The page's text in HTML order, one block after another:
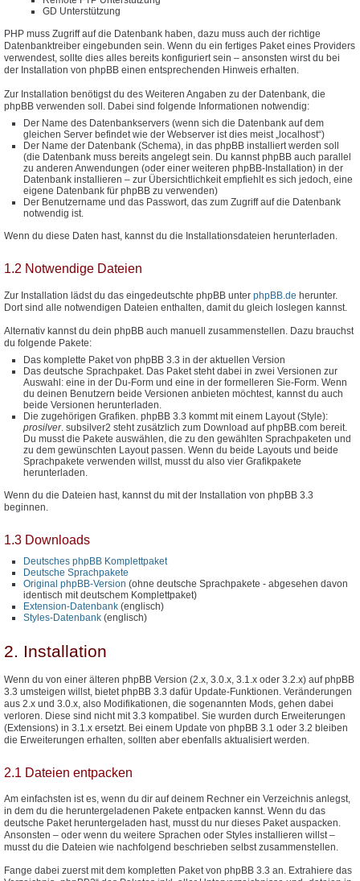
GD Unterstützung
PHP muss Zugriff auf die Datenbank haben, dazu muss auch der richtige
Datenbanktreiber eingebunden sein. Wenn du ein fertiges Paket eines Providers
verwendest, sollte dies alles bereits konfiguriert sein – ansonsten wirst du bei
der Installation von phpBB einen entsprechenden Hinweis erhalten.
Zur Installation benötigst du des Weiteren Angaben zu der Datenbank, die
phpBB verwenden soll. Dabei sind folgende Informationen notwendig:
Der Name des Datenbankservers (wenn sich die Datenbank auf dem
gleichen Server befindet wie der Webserver ist dies meist „localhost“)
Der Name der Datenbank (Schema), in das phpBB installiert werden soll
(die Datenbank muss bereits angelegt sein. Du kannst phpBB auch parallel
zu anderen Anwendungen (oder einer weiteren phpBB-Installation) in der
Datenbank installieren – zur Übersichtlichkeit empfiehlt es sich jedoch, eine
eigene Datenbank für phpBB zu verwenden)
Der Benutzername und das Passwort, das zum Zugriff auf die Datenbank
notwendig ist.
Wenn du diese Daten hast, kannst du die Installationsdateien herunterladen.
1.2 Notwendige Dateien
Zur Installation lädst du das eingedeutschte phpBB unter phpBB.de herunter.
Dort sind alle notwendigen Dateien enthalten, damit du gleich loslegen kannst.
Alternativ kannst du dein phpBB auch manuell zusammenstellen. Dazu brauchst
du folgende Pakete:
Das komplette Paket von phpBB 3.3 in der aktuellen Version
Das deutsche Sprachpaket. Das Paket steht dabei in zwei Versionen zur
Auswahl: eine in der Du-Form und eine in der formelleren Sie-Form. Wenn
du deinen Benutzern beide Versionen anbieten möchtest, kannst du auch
beide Versionen herunterladen.
Die zugehörigen Grafiken. phpBB 3.3 kommt mit einem Layout (Style):
prosilver. subsilver2 steht zusätzlich zum Download auf phpBB.com bereit.
Du musst die Pakete auswählen, die zu den gewählten Sprachpaketen und
zu dem gewünschten Layout passen. Wenn du beide Layouts und beide
Sprachpakete verwenden willst, musst du also vier Grafikpakete
herunterladen.
Wenn du die Dateien hast, kannst du mit der Installation von phpBB 3.3
beginnen.
1.3 Downloads
Deutsches phpBB Komplettpaket
Deutsche Sprachpakete
Original phpBB-Version (ohne deutsche Sprachpakete - abgesehen davon
identisch mit deutschem Komplettpaket)
Extension-Datenbank (englisch)
Styles-Datenbank (englisch)
2. Installation
Wenn du von einer älteren phpBB Version (2.x, 3.0.x, 3.1.x oder 3.2.x) auf phpBB
3.3 umsteigen willst, bietet phpBB 3.3 dafür Update-Funktionen. Veränderungen
aus 2.x und 3.0.x, also Modifikationen, die sogenannten Mods, gehen dabei
verloren. Diese sind nicht mit 3.3 kompatibel. Sie wurden durch Erweiterungen
(Extensions) in 3.1.x ersetzt. Bei einem Update von phpBB 3.1 oder 3.2 bleiben
die Erweiterungen erhalten, sollten aber ebenfalls aktualisiert werden.
2.1 Dateien entpacken
Am einfachsten ist es, wenn du dir auf deinem Rechner ein Verzeichnis anlegst,
in dem du die heruntergeladenen Pakete entpacken kannst. Wenn du das
deutsche Paket heruntergeladen hast, musst du nur dieses Paket auspacken.
Ansonsten – oder wenn du weitere Sprachen oder Styles installieren willst –
musst du die Dateien wie nachfolgend beschrieben selbst zusammenstellen.
Fange dabei zuerst mit dem kompletten Paket von phpBB 3.3 an. Extrahiere das